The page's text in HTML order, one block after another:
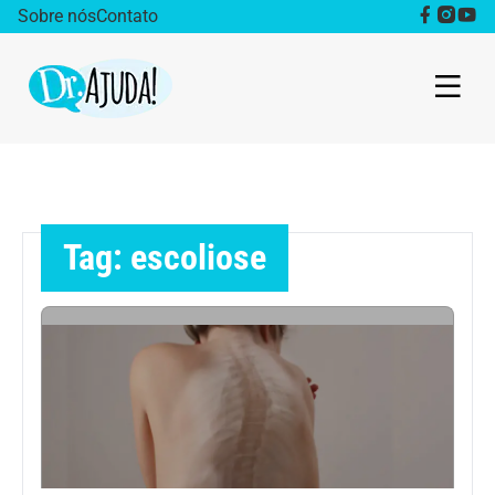
Sobre nósContato
Obesidade
Destaque
Saúde da mulher
Tag: escoliose